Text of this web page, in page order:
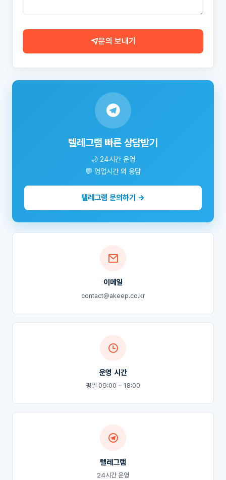
문의 보내기
텔레그램 빠른 상담받기
🌙 24시간 운영
💬 영업시간 외 응답
텔레그램 문의하기 →
이메일
contact@akeep.co.kr
운영 시간
평일 09:00 ~ 18:00
텔레그램
24시간 운영